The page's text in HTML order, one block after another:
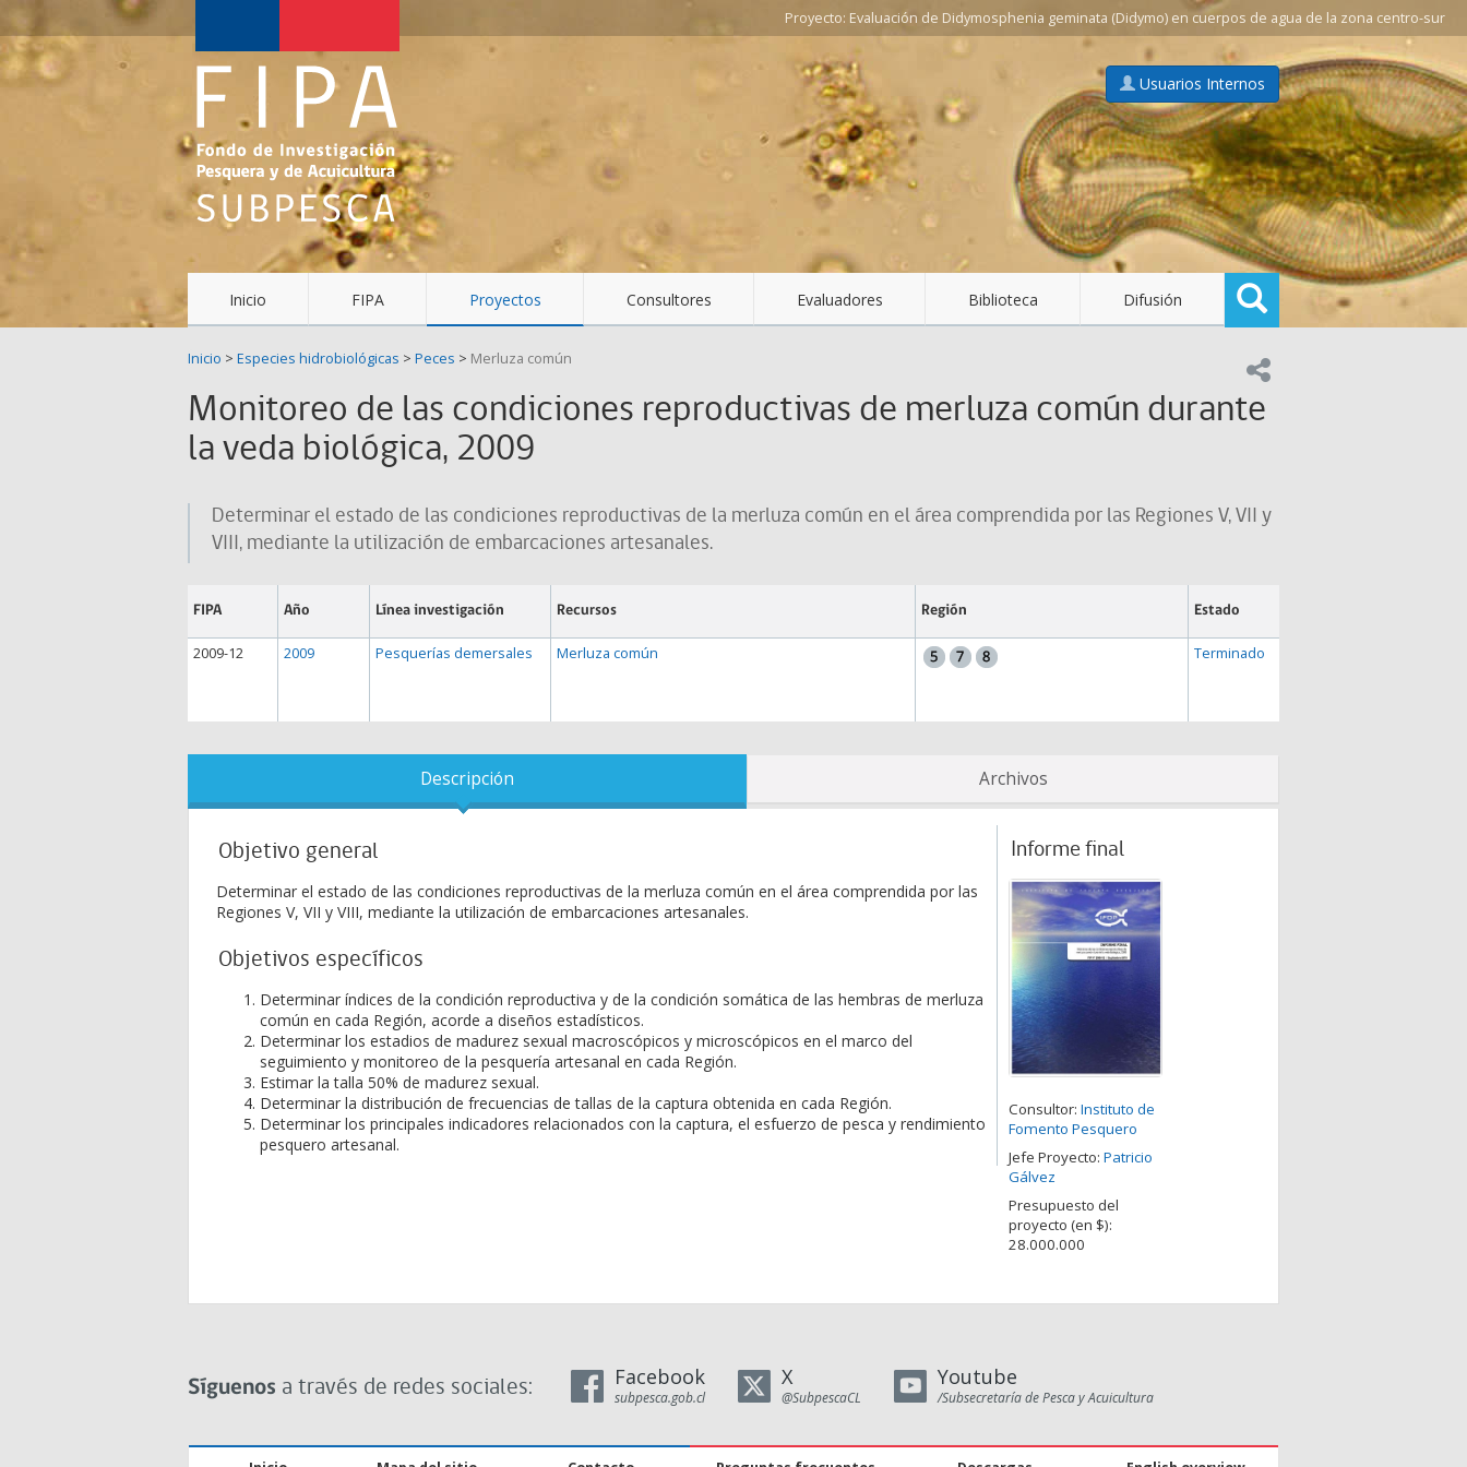
Evaluación de Didymosphenia geminata (Didymo) en cuerpos de agua de la zona centro-sur
de
Investigación
Pesquera
y
Acuicultura
(FIPA)-
SUBPESCA
Usuarios Internos
Buscar
Inicio FIPA Proyectos Consultores Evaluadores Biblioteca Difusión
Compartir en:
Inicio > Especies hidrobiológicas > Peces > Merluza común
Monitoreo de las condiciones reproductivas de merluza común durante
la veda biológica, 2009
Determinar el estado de las condiciones reproductivas de la merluza común en el área comprendida por las Regiones V, VII y
VIII, mediante la utilización de embarcaciones artesanales.
FIPA
2009-12
Año
2009
Línea investigación
Pesquerías demersales
Recursos
Merluza común
Región Estado
Terminado
Descripción Archivos
Objetivo general
Determinar el estado de las condiciones reproductivas de la merluza común en el área comprendida por las
Regiones V, VII y VIII, mediante la utilización de embarcaciones artesanales.
Objetivos específicos
Determinar índices de la condición reproductiva y de la condición somática de las hembras de merluza
común en cada Región, acorde a diseños estadísticos.
Determinar los estadios de madurez sexual macroscópicos y microscópicos en el marco del
seguimiento y monitoreo de la pesquería artesanal en cada Región.
Estimar la talla 50% de madurez sexual.
Determinar la distribución de frecuencias de tallas de la captura obtenida en cada Región.
Determinar los principales indicadores relacionados con la captura, el esfuerzo de pesca y rendimiento
pesquero artesanal.
Informe final
Consultor: Instituto de
Fomento Pesquero
Jefe Proyecto: Patricio
Gálvez
Presupuesto del
proyecto (en $):
28.000.000
Síguenos a través de redes sociales: Facebook
subpesca.gob.cl
X
@SubpescaCL
Youtube
/Subsecretaría de Pesca y Acuicultura